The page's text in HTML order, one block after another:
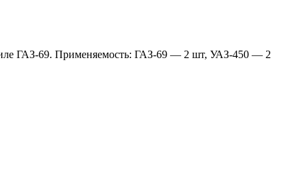
ГАЗ-69. Применяемость: ГАЗ-69 — 2 шт, УАЗ-450 — 2